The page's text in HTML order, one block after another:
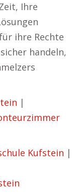
Ihre
ihre Rechte
handeln,
|
Kufstein |